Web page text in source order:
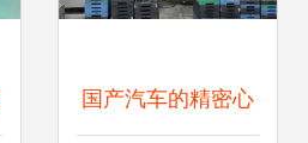
国产汽车的精密心